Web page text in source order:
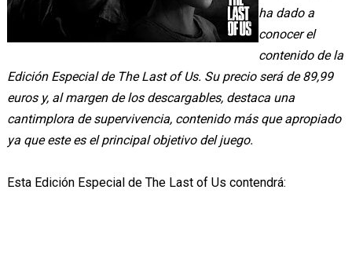
ha dado a
conocer el
contenido de la
Edición Especial de The Last of Us. Su precio será de 89,99
euros y, al margen de los descargables, destaca una
cantimplora de supervivencia, contenido más que apropiado
ya que este es el principal objetivo del juego.
Esta Edición Especial de The Last of Us contendrá: